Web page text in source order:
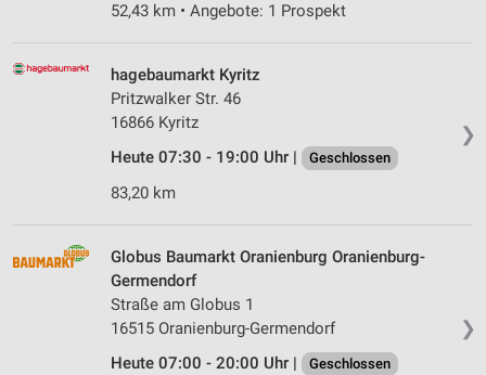
52,43 km • Angebote: 1 Prospekt
❯
hagebaumarkt Kyritz
Pritzwalker Str. 46
16866 Kyritz
Heute 07:30 - 19:00 Uhr |
Geschlossen
83,20 km
❯
Globus Baumarkt Oranienburg Oranienburg-
Germendorf
Straße am Globus 1
16515 Oranienburg-Germendorf
Heute 07:00 - 20:00 Uhr |
Geschlossen